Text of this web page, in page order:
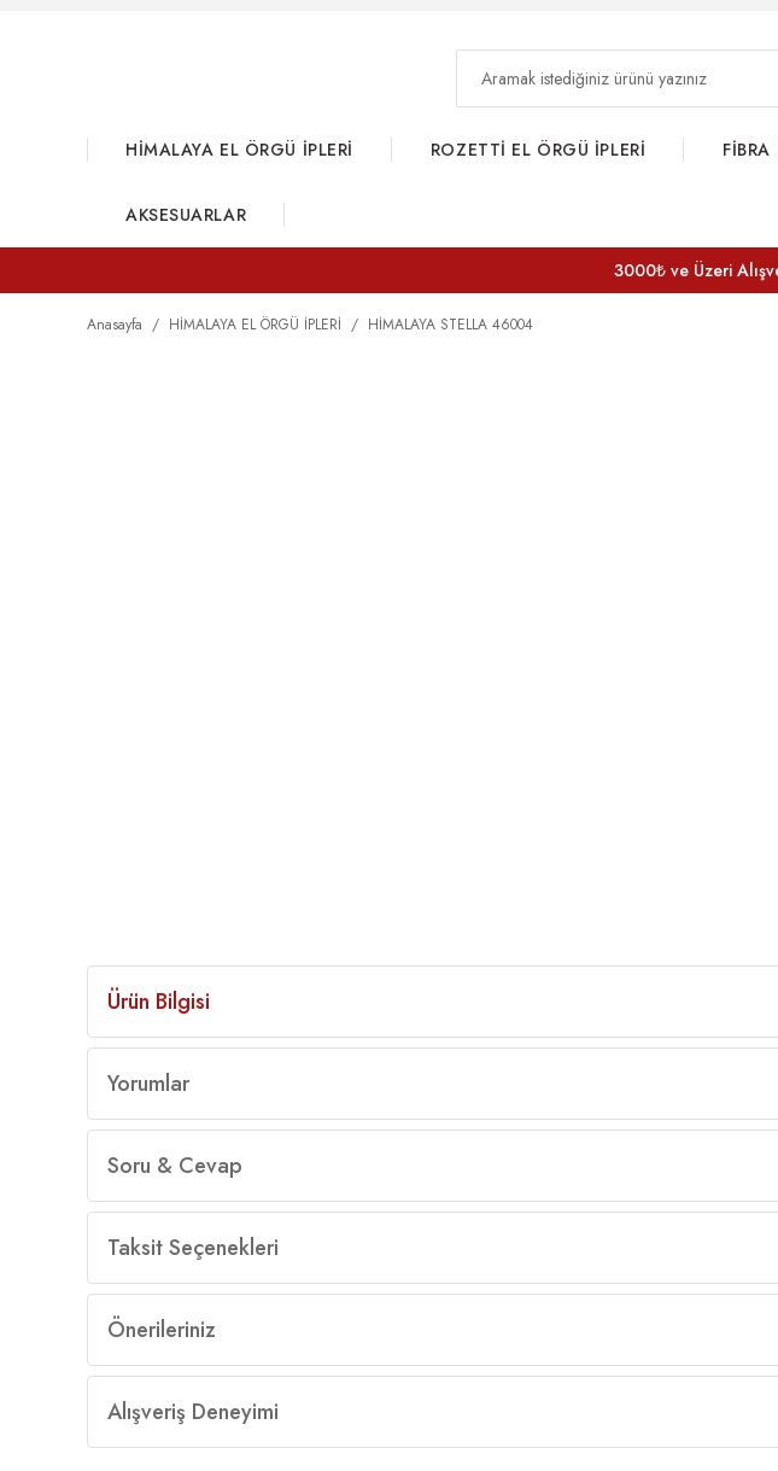
HİMALAYA EL ÖRGÜ İPLERİ ROZETTİ EL ÖRGÜ İPLERİ
AKSESUARLAR
3000₺ ve Üzeri
Anasayfa HİMALAYA EL ÖRGÜ İPLERİ HİMALAYA STELLA 46004
Ürün Bilgisi
Yorumlar
Soru & Cevap
Taksit Seçenekleri
Önerileriniz
Alışveriş Deneyimi